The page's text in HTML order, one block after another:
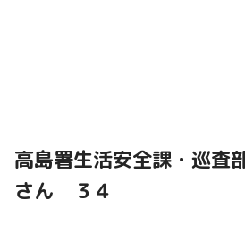
高島署生活安全課・巡
さん ３４